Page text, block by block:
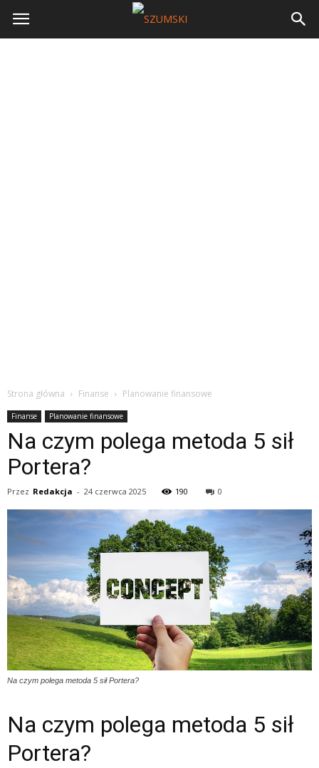
Strona główna Finanse Planowanie finansowe
Finanse Planowanie finansowe
Na czym polega metoda 5 sił
Portera?
Przez Redakcja - 24 czerwca 2025 190 0
Na czym polega metoda 5 sił Portera?
Na czym polega metoda 5 sił
Portera?